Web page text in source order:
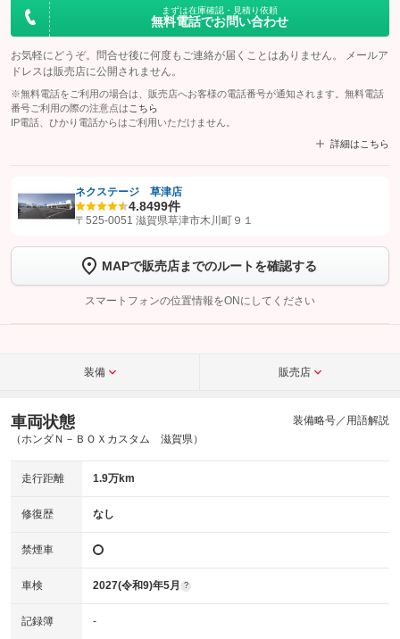
まずは在庫確認・見積り依頼
無料電話でお問い合わせ
お気軽にどうぞ。問合せ後に何度もご連絡が届くことはありません。 メールア
ドレスは販売店に公開されません。
※無料電話をご利用の場合は、販売店へお客様の電話番号が通知されます。無料電話
番号ご利用の際の注意点は こちら
IP電話、ひかり電話からはご利用いただけません。
詳細はこちら
【STEP1】認証画面でグーネットを友だち追加してから「許可する」ボタンを押
トーク画面で
ボタンをタップして問い合わせを
完了してください。
こちら
ネクステージ 草津店
4.8499件
〒525-0051 滋賀県草津市木川町９１
MAPで販売店までのルートを確認する
スマートフォンの位置情報をONにしてください
装備 販売店
車両状態
（ホンダＮ－ＢＯＸカスタム 滋賀県）
装備略号／用語解説
走行距離 1.9万km
修復歴 なし
禁煙車
車検 2027(令和9)年5月 ?
記録簿 -